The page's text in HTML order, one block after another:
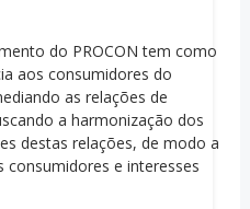
do PROCON tem como
aos consumidores do
as relações de
a harmonização dos
destas relações, de modo a
e interesses